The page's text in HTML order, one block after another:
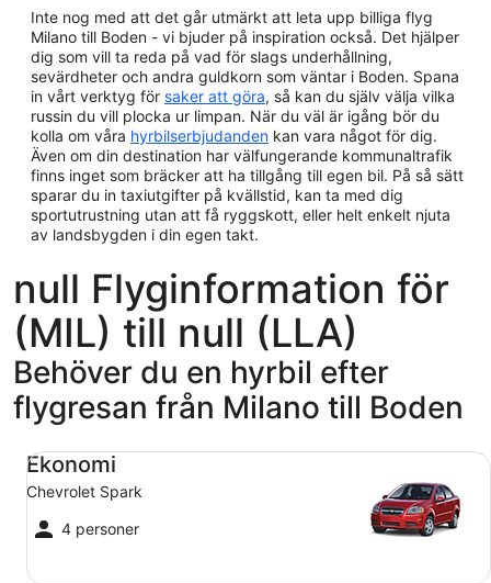
Inte nog med att det går utmärkt att leta upp billiga flyg
Milano till Boden - vi bjuder på inspiration också. Det hjälper
dig som vill ta reda på vad för slags underhållning,
sevärdheter och andra guldkorn som väntar i Boden. Spana
in vårt verktyg för saker att göra, så kan du själv välja vilka
russin du vill plocka ur limpan. När du väl är igång bör du
kolla om våra hyrbilserbjudanden kan vara något för dig.
Även om din destination har välfungerande kommunaltrafik
finns inget som bräcker att ha tillgång till egen bil. På så sätt
sparar du in taxiutgifter på kvällstid, kan ta med dig
sportutrustning utan att få ryggskott, eller helt enkelt njuta
av landsbygden i din egen takt.
null Flyginformation för
(MIL) till null (LLA)
Behöver du en hyrbil efter
flygresan från Milano till Boden
Ekonomi
Chevrolet Spark
4 personer
Ekonomi Chevrolet Spark